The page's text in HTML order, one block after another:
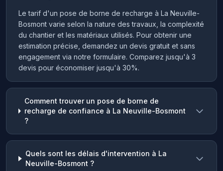
Le tarif d'un pose de borne de recharge à La Neuville-
Bosmont varie selon la nature des travaux, la complexité
du chantier et les matériaux utilisés. Pour obtenir une
estimation précise, demandez un devis gratuit et sans
engagement via notre formulaire. Comparez jusqu'à 3
devis pour économiser jusqu'à 30%.
Comment trouver un pose de borne de
recharge de confiance à La Neuville-Bosmont
?
Quels sont les délais d'intervention à La
Neuville-Bosmont ?